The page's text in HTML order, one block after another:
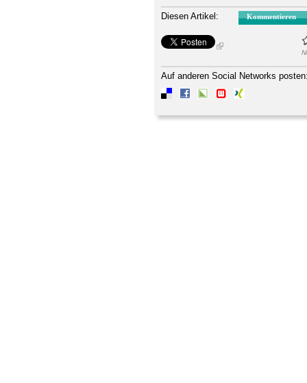
Diesen Artikel: Kommentieren
Auf anderen Social Networks